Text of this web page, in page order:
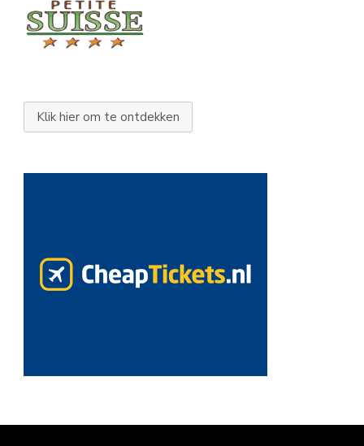
Klik hier om te ontdekken